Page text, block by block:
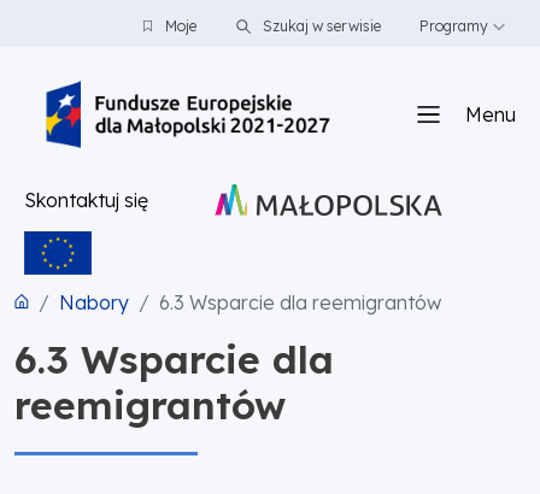
PRZEJDŹ DO TREŚCI
PRZEJDŹ DO MENUMoje Szukaj w serwisie Programy
Menu
Skontaktuj się
Nabory 6.3 Wsparcie dla reemigrantów
6.3 Wsparcie dla
reemigrantów